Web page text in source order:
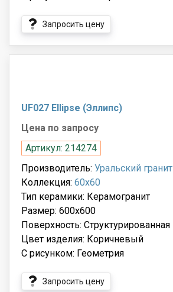
Запросить цену
UF027 Ellipse (Эллипс)
Цена по запросу
Артикул: 214274
Производитель: Уральский гранит
Коллекция: 60x60
Тип керамики: Керамогранит
Размер: 600x600
Поверхность: Структурированная
Цвет изделия: Коричневый
С рисунком: Геометрия
Запросить цену